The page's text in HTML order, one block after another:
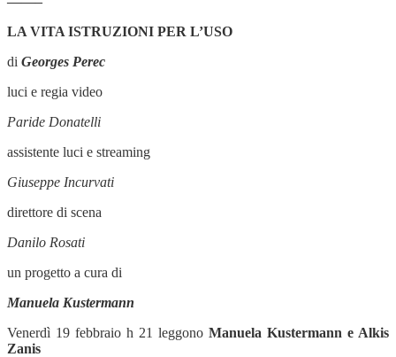
LA VITA ISTRUZIONI PER L’USO
di Georges Perec
luci e regia video
Paride Donatelli
assistente luci e streaming
Giuseppe Incurvati
direttore di scena
Danilo Rosati
un progetto a cura di
Manuela Kustermann
Venerdì 19 febbraio h 21 leggono Manuela Kustermann e Alkis
Zanis